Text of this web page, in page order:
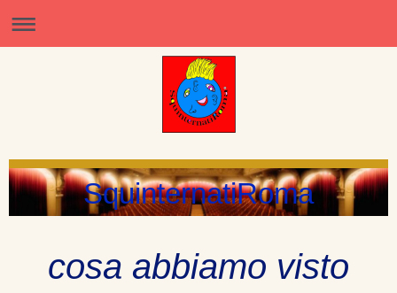
SquinternatiRoma
cosa abbiamo visto